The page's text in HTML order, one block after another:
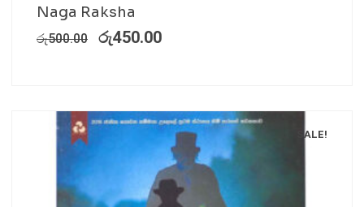
Naga Raksha
රු500.00 රු450.00
SALE!